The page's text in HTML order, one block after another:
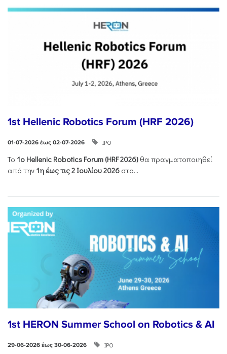
1st Hellenic Robotics Forum (HRF 2026)
01-07-2026 έως 02-07-2026 ΙΡΟ
Το 1ο Hellenic Robotics Forum (HRF2026) θα πραγματοποιηθεί
από την 1η έως τις 2 Ιουλίου 2026 στο...
1st HERON Summer School on Robotics & AI
29-06-2026 έως 30-06-2026 ΙΡΟ